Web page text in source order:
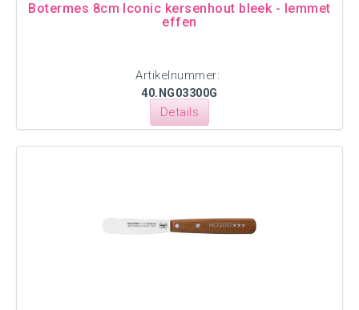
Botermes 8cm Iconic kersenhout bleek - lemmet
effen
Artikelnummer:
40.NG03300G
Details